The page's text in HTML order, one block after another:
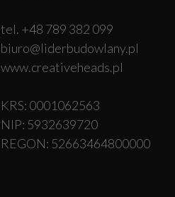
tel. +48 789 382 099
biuro@liderbudowlany.pl
www.creativeheads.pl
KRS: 0001062563
NIP: 5932639720
REGON: 52663464800000